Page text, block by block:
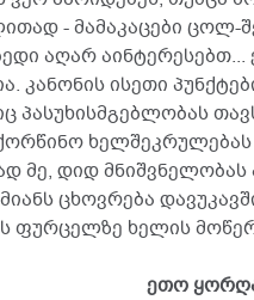
- მამაკაცები ცოლ-
აღარ აინტერესებთ...
კანონის ისეთი
პასუხისმგებლობას
მე, დიდ მნიშვნელობას
ცხოვრება
ფურცელზე ხელის
ეთო